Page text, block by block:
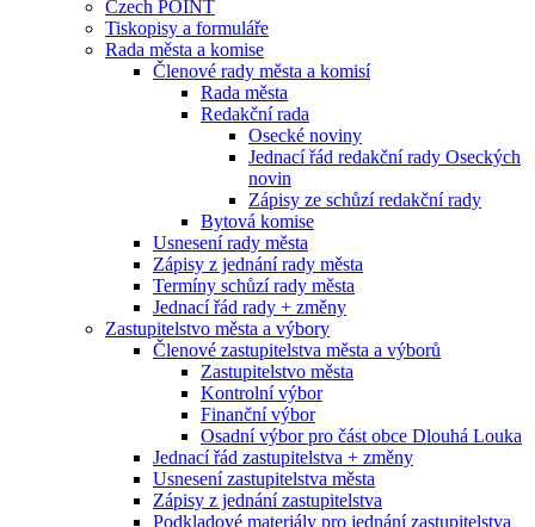
Czech POINT
Tiskopisy a formuláře
Rada města a komise
Členové rady města a komisí
Rada města
Redakční rada
Osecké noviny
Jednací řád redakční rady Oseckých
novin
Zápisy ze schůzí redakční rady
Bytová komise
Usnesení rady města
Zápisy z jednání rady města
Termíny schůzí rady města
Jednací řád rady + změny
Zastupitelstvo města a výbory
Členové zastupitelstva města a výborů
Zastupitelstvo města
Kontrolní výbor
Finanční výbor
Osadní výbor pro část obce Dlouhá Louka
Jednací řád zastupitelstva + změny
Usnesení zastupitelstva města
Zápisy z jednání zastupitelstva
Podkladové materiály pro jednání zastupitelstva